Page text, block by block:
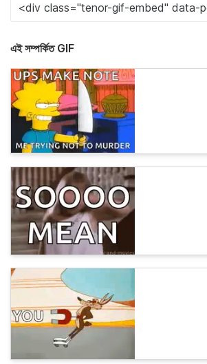
এই সম্পর্কিত GIF